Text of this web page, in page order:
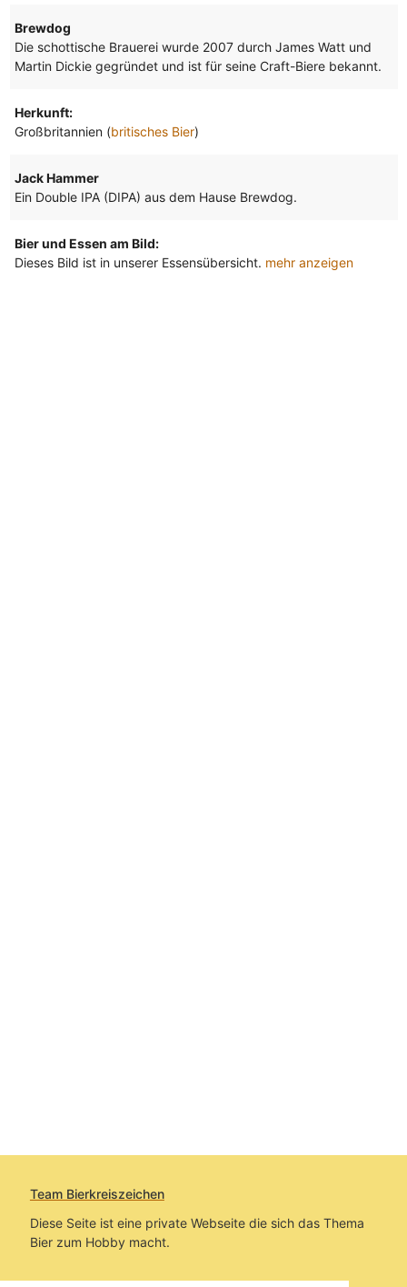
Brewdog
Die schottische Brauerei wurde 2007 durch James Watt und
Martin Dickie gegründet und ist für seine Craft-Biere bekannt.
Herkunft:
Großbritannien (britisches Bier)
Jack Hammer
Ein Double IPA (DIPA) aus dem Hause Brewdog.
Bier und Essen am Bild:
Dieses Bild ist in unserer Essensübersicht. mehr anzeigen
Team Bierkreiszeichen
Diese Seite ist eine private Webseite die sich das Thema
Bier zum Hobby macht.